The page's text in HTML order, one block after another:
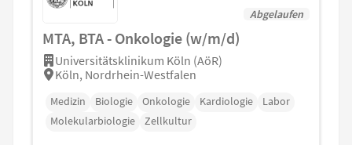
Abgelaufen
MTA, BTA - Onkologie (w/m/d)
Universitätsklinikum Köln (AöR)
Köln, Nordrhein-Westfalen
Medizin Biologie Onkologie Kardiologie
Labor
Molekularbiologie
Zellkultur